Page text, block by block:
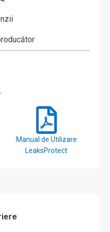
Manual de Utilizare
LeaksProtect